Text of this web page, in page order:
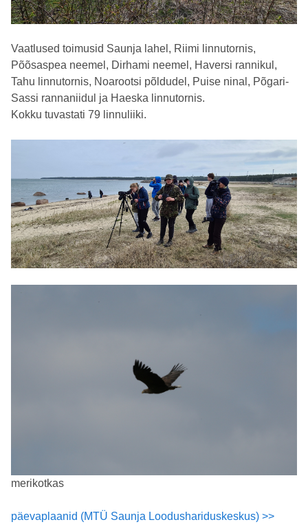
Vaatlused toimusid Saunja lahel, Riimi linnutornis,
Põõsaspea neemel, Dirhami neemel, Haversi rannikul,
Tahu linnutornis, Noarootsi põldudel, Puise ninal, Põgari-
Sassi rannaniidul ja Haeska linnutornis.
Kokku tuvastati 79 linnuliiki.
merikotkas
päevaplaanid (MTÜ Saunja Loodushariduskeskus) >>